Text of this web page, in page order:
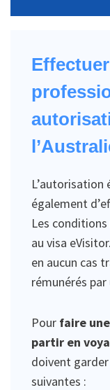
L’autorisation
également
Les
au visa
en aucun cas
rémunérés
Pour faire
partir en
doivent
suivantes :